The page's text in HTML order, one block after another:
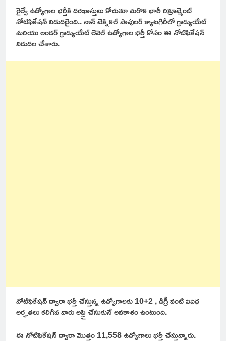
రైల్వే ఉద్యోగాల భర్తీకి దరఖాస్తులు కోరుతూ మరొక భారీ రిక్రూట్మెంట్
నోటిఫికేషన్ విడుదలైంది.. నాన్ టెక్నికల్ పాపులర్ క్యాటగిరీలో గ్రాడ్యుయేట్
మరియు అండర్ గ్రాడ్యుయేట్ లెవెల్ ఉద్యోగాల భర్తీ కోసం ఈ నోటిఫికేషన్
విడుదల చేశారు.
నోటిఫికేషన్ ద్వారా భర్తీ చేస్తున్న ఉద్యోగాలకు 10+2 , డిగ్రీ వంటి వివిధ
అర్హతలు కలిగిన వారు అప్లై చేసుకునే అవకాశం ఉంటుంది.
ఈ నోటిఫికేషన్ ద్వారా మొత్తం 11,558 ఉద్యోగాలు భర్తీ చేస్తున్నారు.